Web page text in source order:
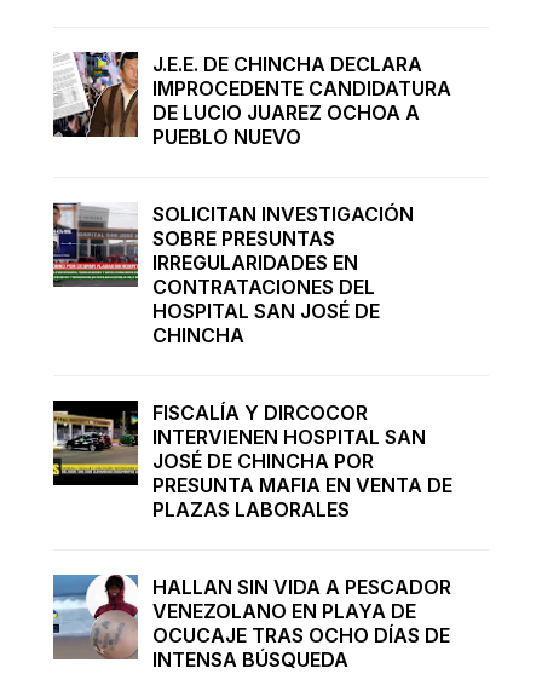
J.E.E. DE CHINCHA DECLARA
IMPROCEDENTE CANDIDATURA
DE LUCIO JUAREZ OCHOA A
PUEBLO NUEVO
SOLICITAN INVESTIGACIÓN
SOBRE PRESUNTAS
IRREGULARIDADES EN
CONTRATACIONES DEL
HOSPITAL SAN JOSÉ DE
CHINCHA
FISCALÍA Y DIRCOCOR
INTERVIENEN HOSPITAL SAN
JOSÉ DE CHINCHA POR
PRESUNTA MAFIA EN VENTA DE
PLAZAS LABORALES
HALLAN SIN VIDA A PESCADOR
VENEZOLANO EN PLAYA DE
OCUCAJE TRAS OCHO DÍAS DE
INTENSA BÚSQUEDA